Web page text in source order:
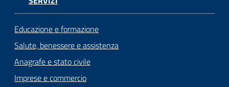
Educazione e formazione
Salute, benessere e assistenza
Anagrafe e stato civile
Imprese e commercio